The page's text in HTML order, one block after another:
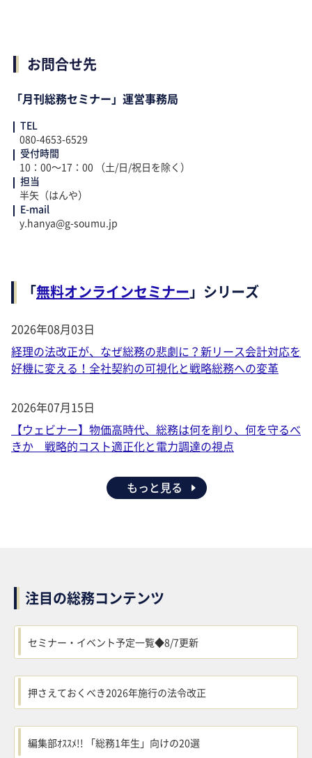
お問合せ先
「月刊総務セミナー」運営事務局
TEL
080-4653-6529
受付時間
10：00～17：00 （土/日/祝日を除く）
担当
半矢（はんや）
E-mail
y.hanya@g-soumu.jp
「無料オンラインセミナー」シリーズ
2026年08月03日
経理の法改正が、なぜ総務の悲劇に？新リース会計対応を
好機に変える！全社契約の可視化と戦略総務への変革
2026年07月15日
【ウェビナー】物価高時代、総務は何を削り、何を守るべ
きか 戦略的コスト適正化と電力調達の視点
もっと見る
注目の総務コンテンツ
セミナー・イベント予定一覧◆8/7更新
押さえておくべき2026年施行の法令改正
編集部ｵｽｽﾒ!! 「総務1年生」向けの20選